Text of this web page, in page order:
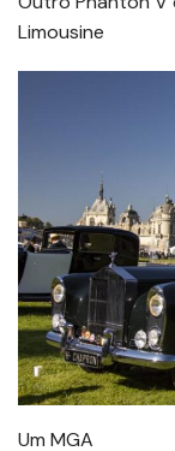
Limousine
Um MGA